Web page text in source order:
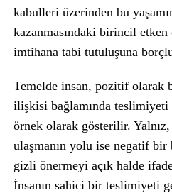
kabulleri üzerinden bu
kazanmasındaki birincil
imtihana tabi tutuluşuna
Temelde insan, pozitif olarak
ilişkisi bağlamında teslimiyeti
örnek olarak gösterilir.
ulaşmanın yolu ise negatif
gizli önermeyi açık halde
İnsanın sahici bir teslimiyeti